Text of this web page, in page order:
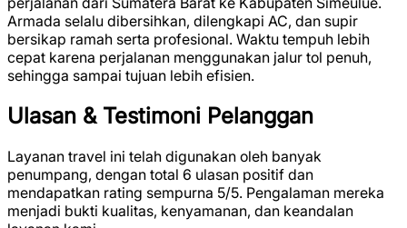
Armada selalu dibersihkan, dilengkapi AC, dan supir
bersikap ramah serta profesional. Waktu tempuh lebih
cepat karena perjalanan menggunakan jalur tol penuh,
sehingga sampai tujuan lebih efisien.
Ulasan & Testimoni Pelanggan
Layanan travel ini telah digunakan oleh banyak
penumpang, dengan total 6 ulasan positif dan
mendapatkan rating sempurna 5/5. Pengalaman mereka
menjadi bukti kualitas, kenyamanan, dan keandalan